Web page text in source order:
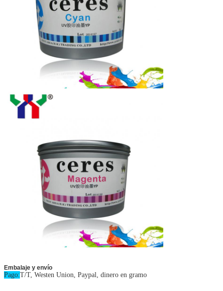
Embalaje y envío
Pago:T/T, Westen Union, Paypal, dinero en gramo